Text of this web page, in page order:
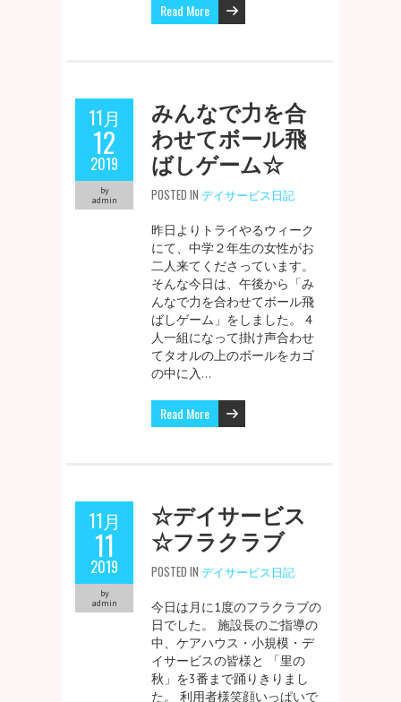
Read More
11月
12
2019
by
admin
みんなで力を合
わせてボール飛
ばしゲーム☆
POSTED IN デイサービス日記
昨日よりトライやるウィーク
にて、中学２年生の女性がお
二人来てくださっています。
そんな今日は、午後から「み
んなで力を合わせてボール飛
ばしゲーム」をしました。 4
人一組になって掛け声合わせ
てタオルの上のボールをカゴ
の中に入…
Read More
11月
11
2019
by
admin
☆デイサービス
☆フラクラブ
POSTED IN デイサービス日記
今日は月に1度のフラクラブの
日でした。 施設長のご指導の
中、ケアハウス・小規模・デ
イサービスの皆様と 「里の
秋」を3番まで踊りきりまし
た。 利用者様笑顔いっぱいで